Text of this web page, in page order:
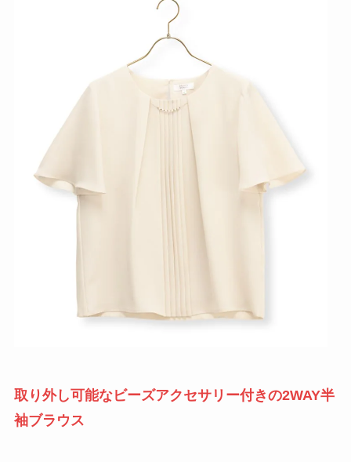
取り外し可能なビーズアクセサリー付きの2WAY半
袖ブラウス